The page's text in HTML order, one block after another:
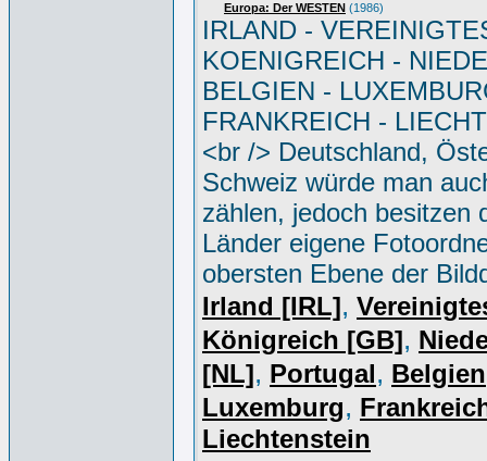
Europa: Der WESTEN (1986)
IRLAND -
KOENIGREICH -
BELGIEN -
FRANKREICH -
<br /> Deutschland,
Schweiz würde man
zählen, jedoch besitzen
Länder eigene
obersten Ebene der
Irland [IRL],
Königreich [GB],
[NL], Portugal, Belgien
Luxemburg,
Liechtenstein